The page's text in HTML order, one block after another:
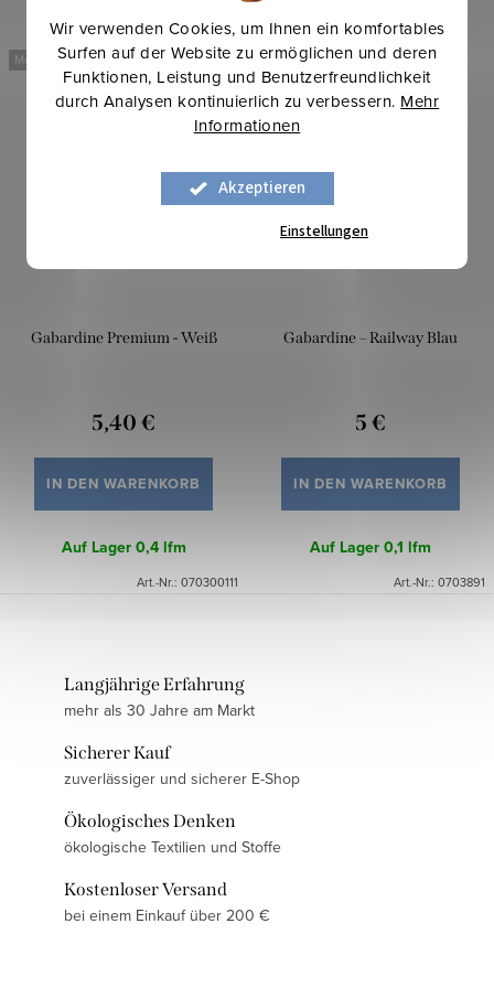
Wir verwenden Cookies, um Ihnen ein komfortables
Surfen auf der Website zu ermöglichen und deren
Funktionen, Leistung und Benutzerfreundlichkeit
durch Analysen kontinuierlich zu verbessern. Mehr
Informationen
Akzeptieren
Einstellungen
Mehr für weniger
Gabardine Premium - Weiß
5,40 €
IN DEN WARENKORB
Auf Lager0,4 lfm
Art.-Nr.: 070300111
Mehr für weniger
Gabardine – Railway Blau
5 €
IN DEN WARENKORB
Auf Lager0,1 lfm
Art.-Nr.: 0703891
Langjährige Erfahrung
mehr als 30 Jahre am Markt
Sicherer Kauf
zuverlässiger und sicherer E-Shop
Ökologisches Denken
ökologische Textilien und Stoffe
Kostenloser Versand
bei einem Einkauf über 200 €